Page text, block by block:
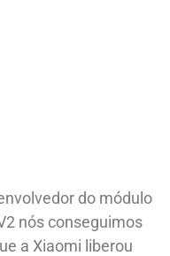
do módulo
nós conseguimos
a Xiaomi liberou